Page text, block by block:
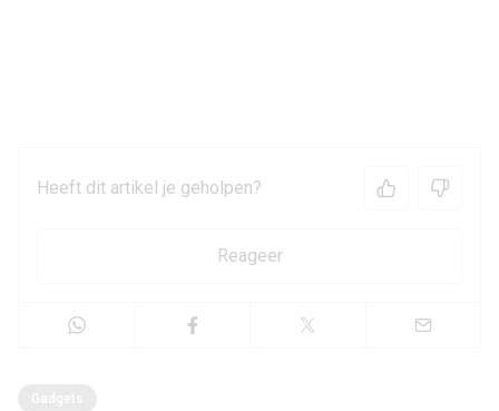
Heeft dit artikel je geholpen?
Reageer